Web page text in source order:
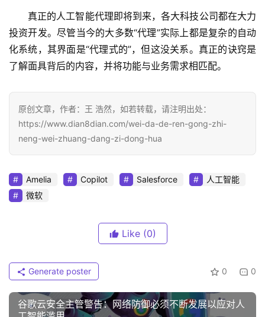
真正的人工智能代理即将到来，各大科技公司都在大力
投资开发。尽管当今的大多数“代理”实际上都是复杂的自动
化系统，其界面是“代理式的”，但这没关系。真正的诀窍是
了解面具背后的内容，并将功能与业务需求相匹配。
原创文章，作者：王 浩然，如若转载，请注明出处：
https://www.dian8dian.com/wei-da-de-ren-gong-zhi-
neng-wei-zhuang-dang-zi-dong-hua
Amelia Copilot Salesforce
人工智能
微软
Like (0)
0 0
Generate poster
谷歌云安全主管警告：网络防御必须不断发展以应对人